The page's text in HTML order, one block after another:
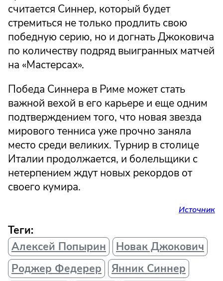
считается Синнер, который будет
стремиться не только продлить свою
победную серию, но и догнать Джоковича
по количеству подряд выигранных матчей
на «Мастерсах».
Победа Синнера в Риме может стать
важной вехой в его карьере и еще одним
подтверждением того, что новая звезда
мирового тенниса уже прочно заняла
место среди великих. Турнир в столице
Италии продолжается, и болельщики с
нетерпением ждут новых рекордов от
своего кумира.
Источник
Теги:
Алексей Попырин
Новак Джокович
Роджер Федерер
Янник Синнер